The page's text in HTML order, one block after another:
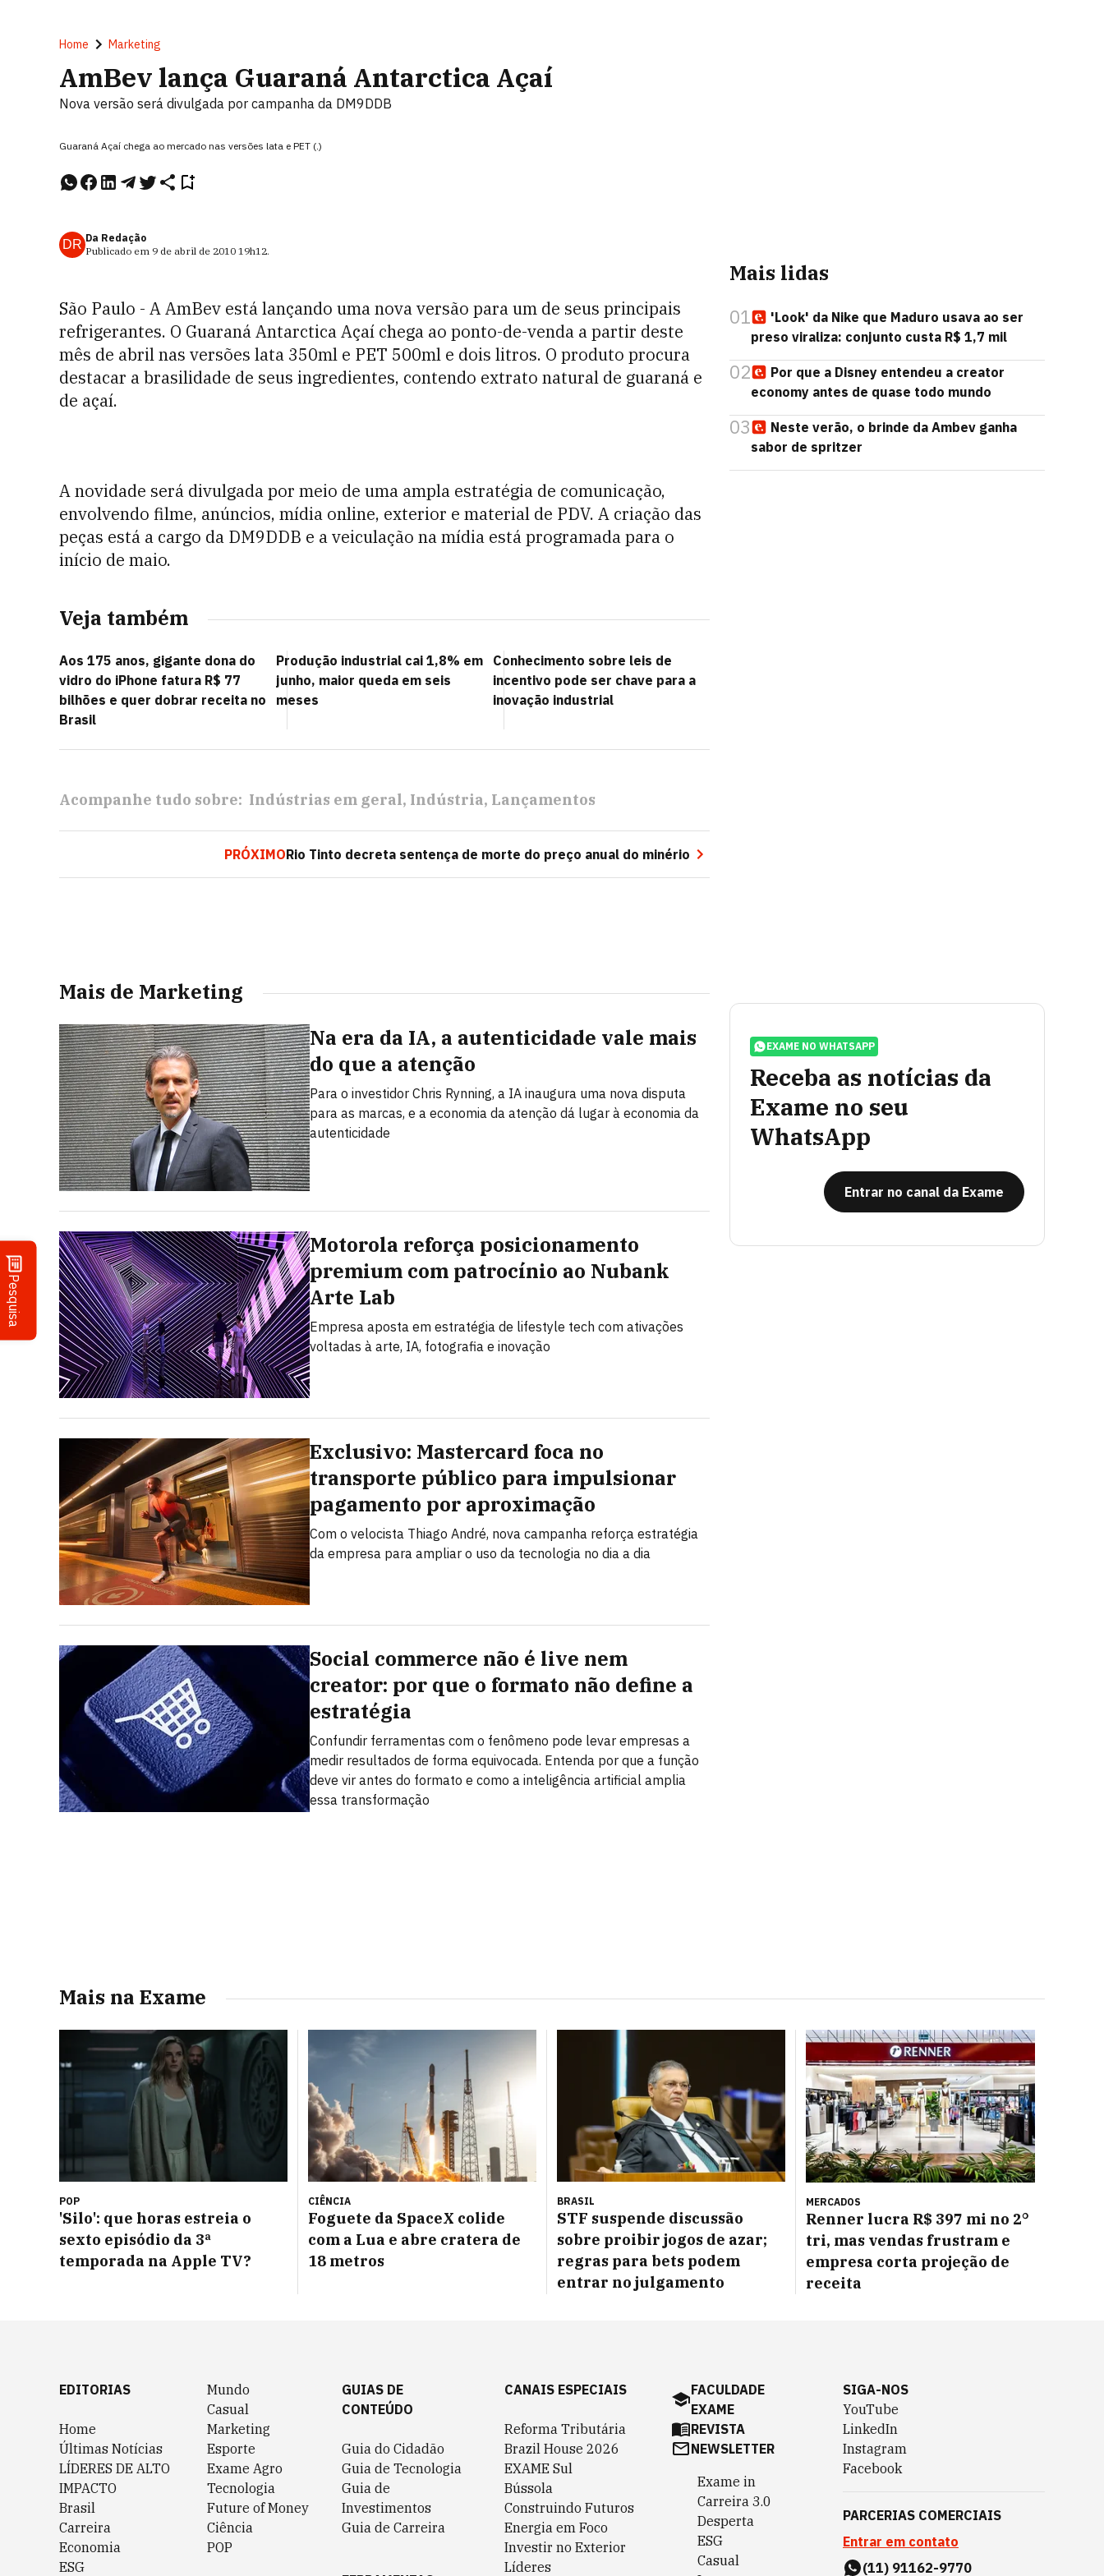
Pesquisa
Home Marketing
AmBev lança Guaraná Antarctica Açaí
Nova versão será divulgada por campanha da DM9DDB
Guaraná Açaí chega ao mercado nas versões lata e PET (.)
DR Da Redação
Publicado em 9 de abril de 2010 19h12.
São Paulo - A AmBev está lançando uma nova versão para um de seus principais
refrigerantes. O Guaraná Antarctica Açaí chega ao ponto-de-venda a partir deste
mês de abril nas versões lata 350ml e PET 500ml e dois litros. O produto procura
destacar a brasilidade de seus ingredientes, contendo extrato natural de guaraná e
de açaí.
A novidade será divulgada por meio de uma ampla estratégia de comunicação,
envolvendo filme, anúncios, mídia online, exterior e material de PDV. A criação das
peças está a cargo da DM9DDB e a veiculação na mídia está programada para o
início de maio.
Veja também
Aos 175 anos, gigante dona do
vidro do iPhone fatura R$ 77
bilhões e quer dobrar receita no
Brasil
Produção industrial cai 1,8% em
junho, maior queda em seis
meses
Conhecimento sobre leis de
incentivo pode ser chave para a
inovação industrial
Acompanhe tudo sobre: Indústrias em geral Indústria Lançamentos
PRÓXIMORio Tinto decreta sentença de morte do preço anual do minério
Mais de Marketing
Na era da IA, a autenticidade vale mais
do que a atenção
Para o investidor Chris Rynning, a IA inaugura uma nova disputa
para as marcas, e a economia da atenção dá lugar à economia da
autenticidade
Motorola reforça posicionamento
premium com patrocínio ao Nubank
Arte Lab
Empresa aposta em estratégia de lifestyle tech com ativações
voltadas à arte, IA, fotografia e inovação
Exclusivo: Mastercard foca no
transporte público para impulsionar
pagamento por aproximação
Com o velocista Thiago André, nova campanha reforça estratégia
da empresa para ampliar o uso da tecnologia no dia a dia
Social commerce não é live nem
creator: por que o formato não define a
estratégia
Confundir ferramentas com o fenômeno pode levar empresas a
medir resultados de forma equivocada. Entenda por que a função
deve vir antes do formato e como a inteligência artificial amplia
essa transformação
Mais lidas
01
'Look' da Nike que Maduro usava ao ser
preso viraliza: conjunto custa R$ 1,7 mil
02
Por que a Disney entendeu a creator
economy antes de quase todo mundo
03
Neste verão, o brinde da Ambev ganha
sabor de spritzer
EXAME NO WHATSAPP
Receba as notícias da
Exame no seu
WhatsApp
Entrar no canal da Exame
Mais na Exame
POP
'Silo': que horas estreia o
sexto episódio da 3ª
temporada na Apple TV?
CIÊNCIA
Foguete da SpaceX colide
com a Lua e abre cratera de
18 metros
BRASIL
STF suspende discussão
sobre proibir jogos de azar;
regras para bets podem
entrar no julgamento
MERCADOS
Renner lucra R$ 397 mi no 2°
tri, mas vendas frustram e
empresa corta projeção de
receita
EDITORIAS
Home
Últimas Notícias
LÍDERES DE ALTO
IMPACTO
Brasil
Carreira
Economia
ESG
Mundo
Casual
Marketing
Esporte
Exame Agro
Tecnologia
Future of Money
Ciência
POP
GUIAS DE
CONTEÚDO
Guia do Cidadão
Guia de Tecnologia
Guia de
Investimentos
Guia de Carreira
CANAIS ESPECIAIS
Reforma Tributária
Brazil House 2026
EXAME Sul
Bússola
Construindo Futuros
Energia em Foco
Investir no Exterior
Líderes
FACULDADE
EXAME
REVISTA
NEWSLETTER
Exame in
Carreira 3.0
Desperta
ESG
Casual
SIGA-NOS
YouTube
LinkedIn
Instagram
Facebook
PARCERIAS COMERCIAIS
Entrar em contato
(11) 91162-9770